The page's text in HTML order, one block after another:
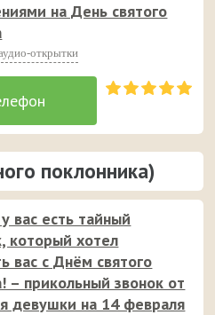
на День святого
открытки
поклонника)
вас есть тайный
который хотел
вас с Днём святого
– прикольный звонок от
девушки на 14 февраля